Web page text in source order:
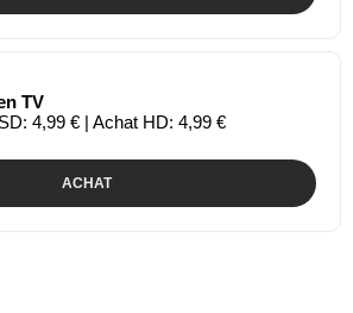
TV
4,99 € | Achat HD: 4,99 €
ACHAT